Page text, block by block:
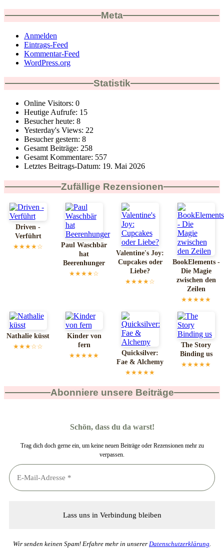
Meta
Anmelden
Eintrags-Feed
Kommentar-Feed
WordPress.org
Statistik
Online Visitors: 0
Heutige Aufrufe: 15
Besucher heute: 8
Yesterday's Views: 22
Besucher gestern: 8
Gesamt Beiträge: 258
Gesamt Kommentare: 557
Letztes Beitrags-Datum: 19. Mai 2026
Zufällige Rezensionen
Driven -
Verführt
★★★★☆
Paul Waschbär
hat
Beerenhunger
★★★★☆
Valentine's Joy:
Cupcakes oder
Liebe?
★★★★☆
BookElements -
Die Magie
zwischen den
Zeilen
★★★★★
Nathalie küsst
★★★☆☆
Kinder von
fern
★★★★★
Quicksilver:
Fae & Alchemy
★★★★★
The Story
Binding us
★★★★★
Abonniere unsere Beiträge
Schön, dass du da warst!
Trag dich doch gerne ein, um keine neuen Beiträge oder Rezensionen mehr zu
verpassen.
Wir senden keinen Spam! Erfahre mehr in unserer Datenschutzerklärung.